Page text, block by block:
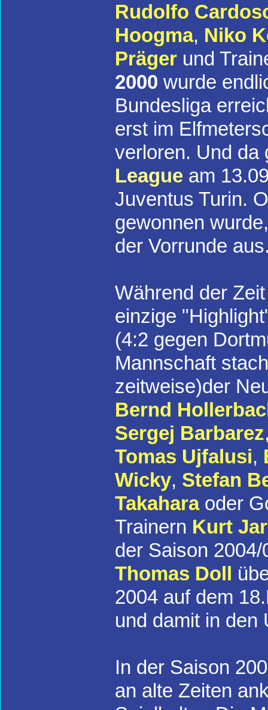
Rudolfo
Hoogma, Niko
Präger und
2000 wurde
Bundesliga
erst im
verloren. Und
League am
Juventus Turin.
gewonnen
der Vorrunde
Während der
einzige
(4:2 gegen
Mannschaft
zeitweise)der
Bernd
Sergej Barbarez
Tomas Ujfalusi,
Wicky, Stefan
Takaharaoder
Trainern Kurt
der Saison
Thomas Doll
2004 auf dem
und damit in den
In der Saison
an alte Zeiten